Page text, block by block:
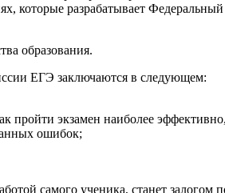
которые разрабатывает
образования.
ЕГЭ заключаются в следующем:
пройти экзамен наиболее
ошибок;
самого ученика, станет залогом